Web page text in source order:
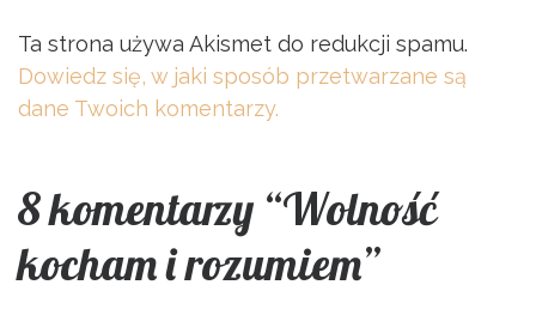
Ta strona używa Akismet do redukcji spamu.
Dowiedz się, w jaki sposób przetwarzane są
dane Twoich komentarzy.
8 komentarzy “Wolność
kocham i rozumiem”